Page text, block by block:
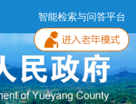
智能检索与问答平台